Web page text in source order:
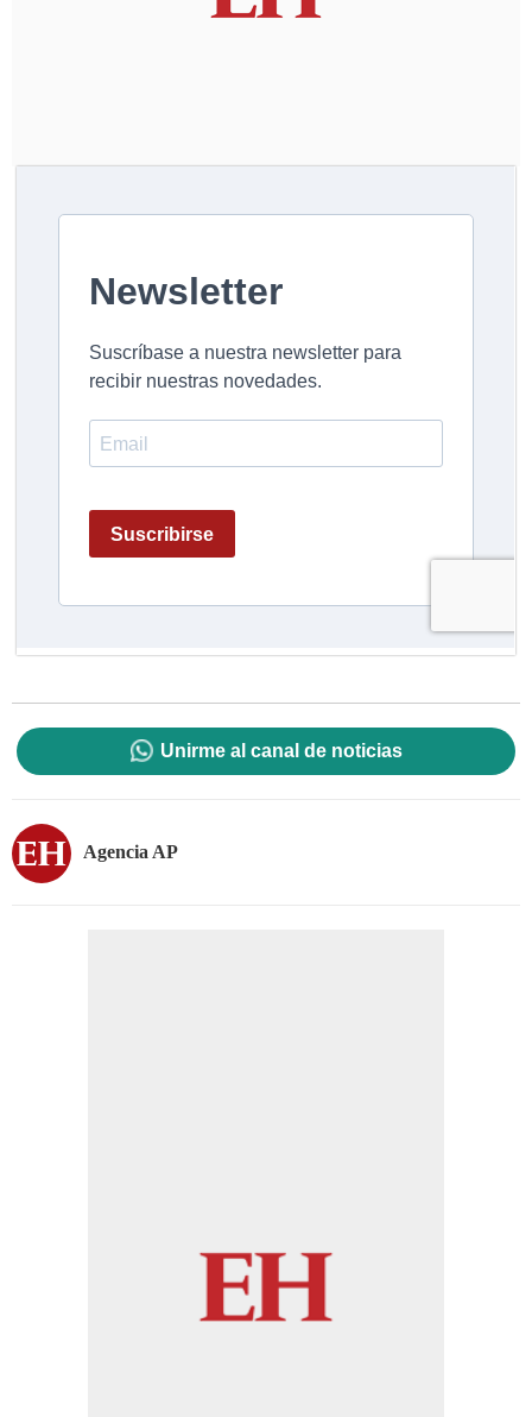
Unirme al canal de noticias
Agencia AP